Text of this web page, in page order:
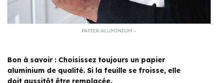
PAPIER ALUMINIUM –
Bon à savoir : Choisissez toujours un papier
aluminium de qualité. Si la feuille se froisse, elle
doit aussitôt être remplacée.